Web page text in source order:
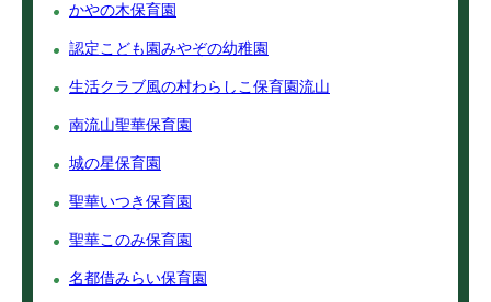
かやの木保育園
認定こども園みやぞの幼稚園
生活クラブ風の村わらしこ保育園流山
南流山聖華保育園
城の星保育園
聖華いつき保育園
聖華このみ保育園
名都借みらい保育園